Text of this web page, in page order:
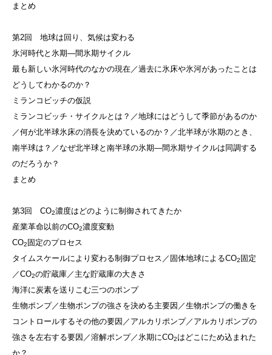
まとめ
第2回 地球は回り、気候は変わる
氷河時代と氷期—間氷期サイクル
最も新しい氷河時代のなかの現在／過去に氷床や氷河があったことは
どうしてわかるのか？
ミランコビッチの仮説
ミランコビッチ・サイクルとは？／地球にはどうして季節があるのか
／何が北半球氷床の消長を決めているのか？／北半球が氷期のとき、
南半球は？／なぜ北半球と南半球の氷期—間氷期サイクルは同調する
のだろうか？
まとめ
第3回 CO2濃度はどのように制御されてきたか
産業革命以前のCO2濃度変動
CO2 固定のプロセス
タイムスケールにより変わる制御プロセス／固体地球によるCO2 固定
／CO2の貯蔵庫／主な貯蔵庫の大きさ
海洋に炭素を送りこむ三つのポンプ
生物ポンプ／生物ポンプの強さを決める主要因／生物ポンプの働きを
コントロールするその他の要因／アルカリポンプ／アルカリポンプの
強さを左右する要因／溶解ポンプ／氷期にCO2はどこにため込まれた
か？